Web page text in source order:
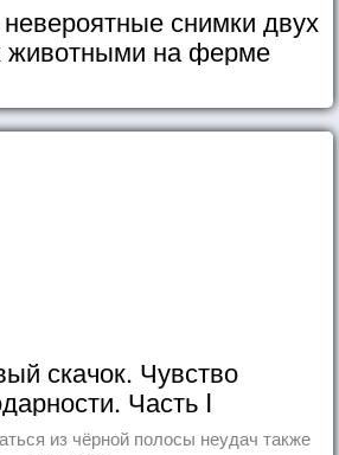
снимки двух
животными на ферме
скачок. Чувство
Часть I
из чёрной полосы неудач также